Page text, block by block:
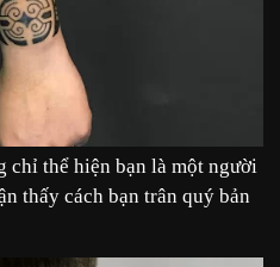
chỉ thể hiện bạn là một người
thấy cách bạn trân quý bản